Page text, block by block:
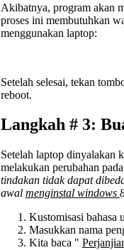
Akibatnya, program akan
proses ini membutuhkan
menggunakan laptop:
Setelah selesai, tekan
reboot.
Langkah # 3:
Setelah laptop dinyalakan
melakukan perubahan
tindakan tidak dapat
awal menginstal windows
Kustomisasi bahasa
Masukkan nama
Kita baca "